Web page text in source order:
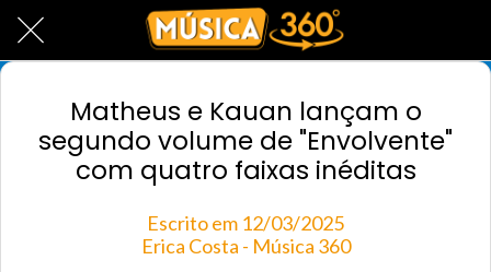
Matheus e Kauan lançam o
segundo volume de "Envolvente"
com quatro faixas inéditas
Escrito em 12/03/2025
Erica Costa - Música 360